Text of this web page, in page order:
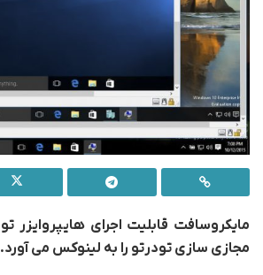
مجازی سازی تودرتو را به لینوکس می آورد.